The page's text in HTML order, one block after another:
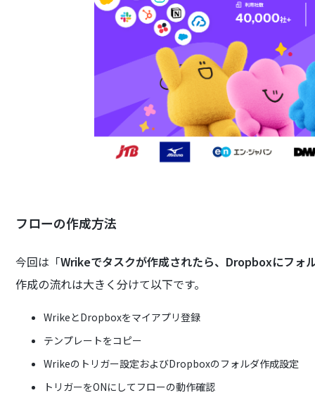
フローの作成方法
今回は「Wrikeでタスクが作成されたら、Dropboxにフォ
作成の流れは大きく分けて以下です。
WrikeとDropboxをマイアプリ登録
テンプレートをコピー
Wrikeのトリガー設定およびDropboxのフォルダ作成設定
トリガーをONにしてフローの動作確認